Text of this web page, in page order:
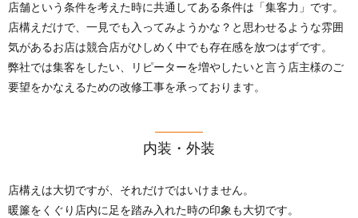
店舗という条件を考えた時に共通してある条件は「集客力」です。
店構えだけで、一見でも入ってみようかな？と思わせるような雰囲
気があるお店は競合店がひしめく中でも存在感を放つはずです。
弊社では集客をしたい、リピーターを増やしたいと言う店主様のご
要望をかなえるための改修工事を承っております。
内装・外装
店構えは大切ですが、それだけではいけません。
暖簾をくぐり店内に足を踏み入れた時の印象も大切です。